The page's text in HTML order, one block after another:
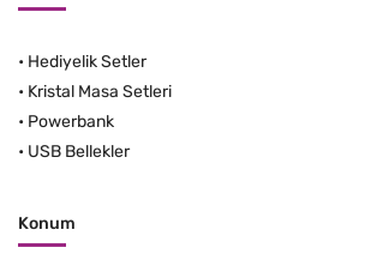
• Hediyelik Setler
• Kristal Masa Setleri
• Powerbank
• USB Bellekler
Konum